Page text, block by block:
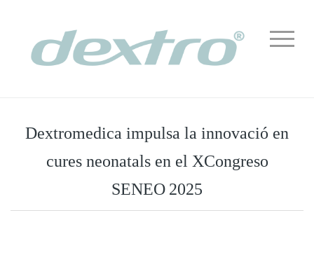
Dextromedica impulsa la innovació en
cures neonatals en el XCongreso
SENEO 2025